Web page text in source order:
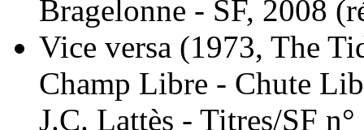
Bragelonne - SF, 2008 (
Vice versa (1973, The
Champ Libre - Chute
J.C. Lattès - Titres/SF